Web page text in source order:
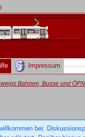
Impressum
Bahnen, Busse und
bei: